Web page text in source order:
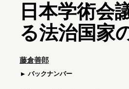
日本学術会
る法治国家
藤倉善郎
バックナンバー